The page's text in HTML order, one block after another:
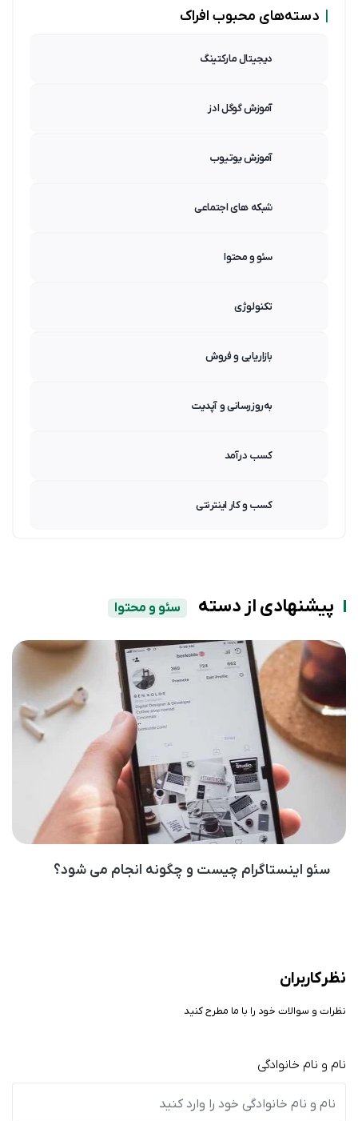
دسته‌های محبوب افراک
دیجیتال مارکتینگ
آموزش گوگل ادز
آموزش یوتیوب
شبکه های اجتماعی
سئو و محتوا
تکنولوژی
بازاریابی و فروش
به‌روزرسانی و آپدیت
کسب درآمد
کسب و کار اینترنتی
پیشنهادی از دسته سئو و محتوا
سئو اینستاگرام چیست و چگونه انجام می شود؟
نظر کاربران
نظرات و سوالات خود را با ما مطرح کنید
نام و نام خانوادگی